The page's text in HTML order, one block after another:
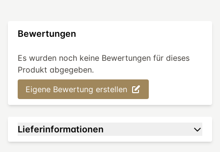
Bewertungen
Es wurden noch keine Bewertungen für dieses
Produkt abgegeben.
Eigene Bewertung erstellen
Lieferinformationen